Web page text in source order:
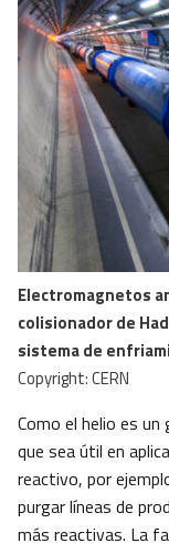
Electromagnetos
colisionador de
sistema de
Copyright: CERN
Como el helio es
que sea útil en
reactivo, por
purgar líneas de
más reactivas. La